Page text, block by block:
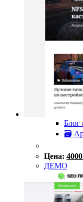
Блог
🗃
Цена: 4000
ДЕМО